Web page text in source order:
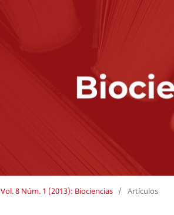
Vol. 8 Núm. 1 (2013): Biociencias / Artículos